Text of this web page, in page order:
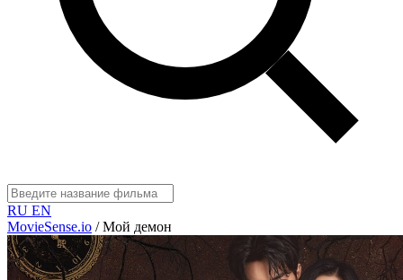
RU EN
MovieSense.io / Мой демон